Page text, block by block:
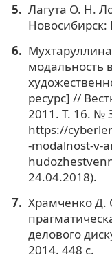
Лагута О. Н.
Новосибирск:
модальность
ресурс] //
2011. Т. 16. №
https://
-modalnost-v-
24.04.2018).
Храмченко Д.
делового
2014. 448 с.